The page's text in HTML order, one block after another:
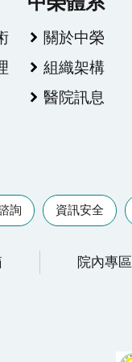
關於中榮
組織架構
醫院訊息
詢 資訊安全
院內專區